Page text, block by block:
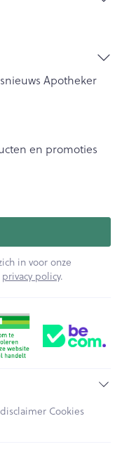
Apotheker
en promoties
in voor onze
privacy policy.
Cookies